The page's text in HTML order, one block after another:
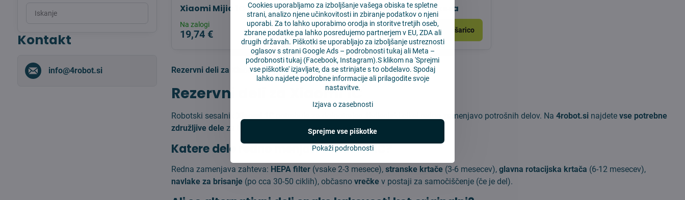
Xiaomi Mijia 1C Glavna krtača
Na zalogi
19,74 € V košarico
Xiaomi Mijia 1C Filter 2 kosa
Na zalogi
12,80 € V košarico
Rezervni deli za Xiaomi 1C✓ 40% cenejši ✓ Original kakovost.
Rezervni deli za Xiaomi 1C
Robotski sesalnik potrebuje za dolgotrajen življenjski cikel redno zamenjavo potrošnih delov. Na4robot.si najdetevse potrebne
združljive dele za ta konkreten model po ugodnih cenah.
Katere dele redno menjati v Xiaomi 1C?
Redna zamenjava zahteva: HEPA filter (vsake 2-3 mesece),stranske krtače (3-6 mesecev),glavna rotacijska krtača (6-12 mesecev),
navlake za brisanje (po cca 30-50 ciklih), občasnovrečke v postaji za samočiščenje (če je del).
Search
by
Kontakt
info​@4robot​.si
Cookies uporabljamo za izboljšanje vašega obiska te spletne
strani, analizo njene učinkovitosti in zbiranje podatkov o njeni
uporabi. Za to lahko uporabimo orodja in storitve tretjih oseb,
zbrane podatke pa lahko posredujemo partnerjem v EU, ZDA ali
drugih državah. Piškotki se uporabljajo za izboljšanje ustreznosti
oglasov s strani Google Ads – podrobnosti tukajali Meta –
podrobnosti tukaj (Facebook, Instagram).S klikom na 'Sprejmi
vse piškotke' izjavljate, da se strinjate s to obdelavo. Spodaj
lahko najdete podrobne informacije ali prilagodite svoje
nastavitve.
Izjava o zasebnosti
Pokaži podrobnosti
Sprejme vse piškotke